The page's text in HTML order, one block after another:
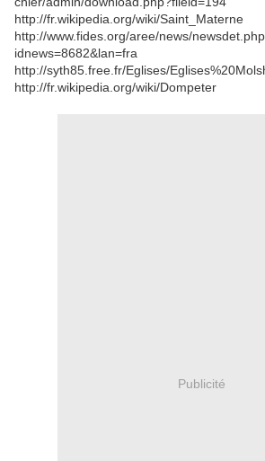
http://fr.wikipedia.org/wiki/Saint_Materne
http://www.fides.org/aree/news/
idnews=8682&lan=fra
http://syth85.free.fr/Eglises/
http://fr.wikipedia.org/wiki/Dompeter
Publicité